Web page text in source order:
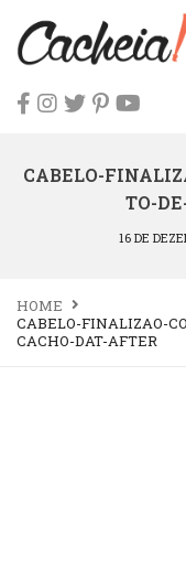
CABELO-
TO-
16 DE
HOME
CABELO-FINALIZAO-
CACHO-DAT-AFTER